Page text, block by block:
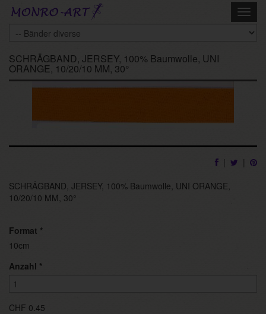
Skip
SCHRÄGBAND, JERSEY, 100% Baumwolle, UNI
ORANGE, 10/20/10 MM, 30°
|
|
SCHRÄGBAND, JERSEY, 100% Baumwolle, UNI ORANGE,
10/20/10 MM, 30°
Format *
10cm
Anzahl *
CHF 0.45